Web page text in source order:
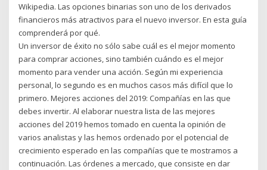
Wikipedia. Las opciones binarias son uno de los derivados
financieros más atractivos para el nuevo inversor. En esta guía
comprenderá por qué.
Un inversor de éxito no sólo sabe cuál es el mejor momento
para comprar acciones, sino también cuándo es el mejor
momento para vender una acción. Según mi experiencia
personal, lo segundo es en muchos casos más difícil que lo
primero. Mejores acciones del 2019: Compañías en las que
debes invertir. Al elaborar nuestra lista de las mejores
acciones del 2019 hemos tomado en cuenta la opinión de
varios analistas y las hemos ordenado por el potencial de
crecimiento esperado en las compañías que te mostramos a
continuación. Las órdenes a mercado, que consiste en dar